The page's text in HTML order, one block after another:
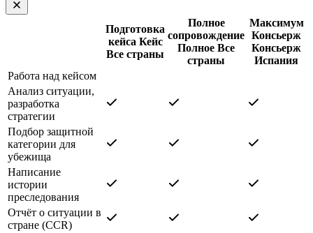
Подготовка
кейса Кейс
Все страны
Полное
сопровождение
Полное Все
страны
Максимум
Консьерж
Консьерж
Испания
Работа над кейсом
Анализ ситуации,
разработка
стратегии
Подбор защитной
категории для
убежища
Написание
истории
преследования
Отчёт о ситуации в
стране (CCR)